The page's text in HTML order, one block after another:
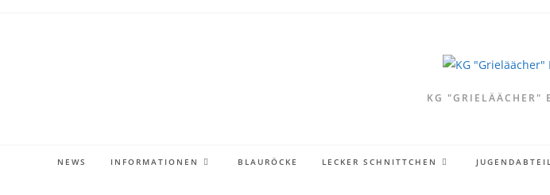
KG "GRIELÄÄCHER"
NEWS INFORMATIONEN BLAURÖCKE LECKER SCHNITTCHEN